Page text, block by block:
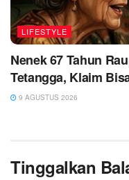
LIFESTYLE
Nenek 67 Tahun
Tetangga, Klaim
9 AGUSTUS 2026
Tinggalkan